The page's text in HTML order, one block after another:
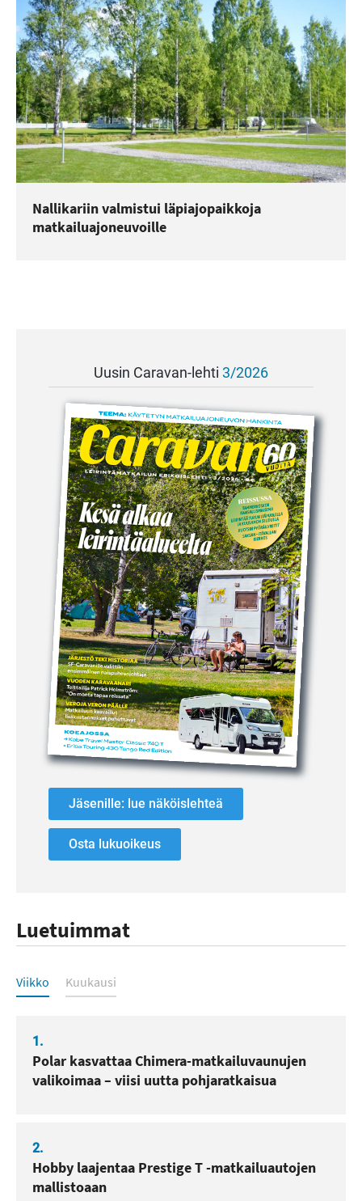
Nallikariin valmistui läpiajopaikkoja
matkailuajoneuvoille
Uusin Caravan-lehti 3/2026
Jäsenille: lue näköislehteä
Osta lukuoikeus
Luetuimmat
Luetuimmat
Viikko Kuukausi
1.
Polar kasvattaa Chimera-matkailuvaunujen
valikoimaa – viisi uutta pohjaratkaisua
2.
Hobby laajentaa Prestige T -matkailuautojen
mallistoaan